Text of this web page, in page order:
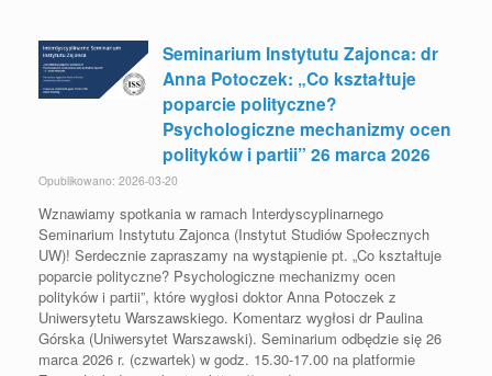
Seminarium Instytutu Zajonca: dr
Anna Potoczek: „Co kształtuje
poparcie polityczne?
Psychologiczne mechanizmy ocen
polityków i partii” 26 marca 2026
Opublikowano: 2026-03-20
Wznawiamy spotkania w ramach Interdyscyplinarnego
Seminarium Instytutu Zajonca (Instytut Studiów Społecznych
UW)! Serdecznie zapraszamy na wystąpienie pt. „Co kształtuje
poparcie polityczne? Psychologiczne mechanizmy ocen
polityków i partii”, które wygłosi doktor Anna Potoczek z
Uniwersytetu Warszawskiego. Komentarz wygłosi dr Paulina
Górska (Uniwersytet Warszawski). Seminarium odbędzie się 26
marca 2026 r. (czwartek) w godz. 15.30-17.00 na platformie